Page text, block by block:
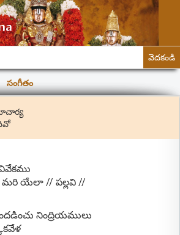
వెదకండి
సంగీతం
మరి యేలా // పల్లవి //
నింద్రియములు